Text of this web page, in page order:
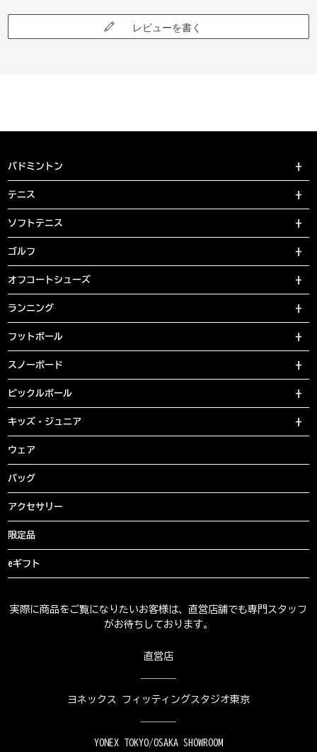
レビューを書く
バドミントン
テニス
ソフトテニス
ゴルフ
オフコートシューズ
ランニング
フットボール
スノーボード
ピックルボール
キッズ・ジュニア
ウェア
バッグ
アクセサリー
限定品
eギフト
実際に商品をご覧になりたいお客様は、直営店舗でも専門スタッフ
がお待ちしております。
直営店
ヨネックス フィッティングスタジオ東京
YONEX TOKYO/OSAKA SHOWROOM